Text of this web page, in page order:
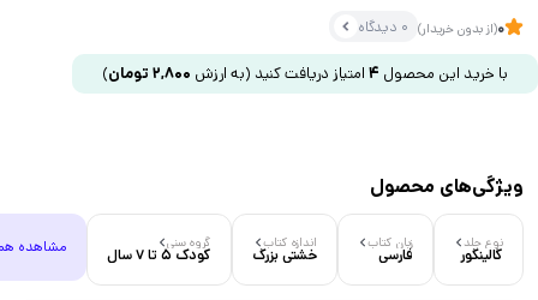
0(از بدون خریدار) 0 دیدگاه
با خرید این محصول 4 امتیاز دریافت کنید (به ارزش 2,800 تومان)
ویژگی‌های محصول
نوع جلد
گالینگور
زبان کتاب
فارسی
اندازه کتاب
خشتی بزرگ
گروه سنی
کودک 5 تا 7 سال مشاهده